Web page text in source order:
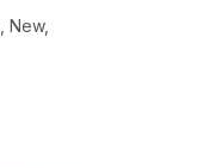
New